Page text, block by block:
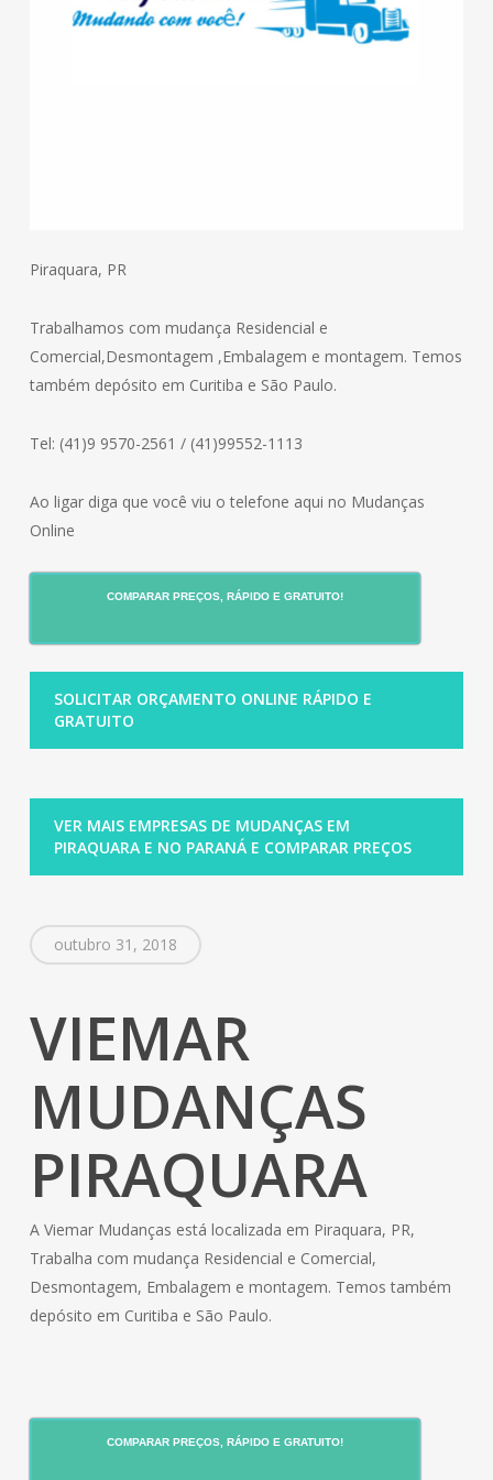
Piraquara, PR
Trabalhamos com mudança Residencial e
Comercial,Desmontagem ,Embalagem e montagem. Temos
também depósito em Curitiba e São Paulo.
Tel: (41)9 9570-2561 / (41)99552-1113
Ao ligar diga que você viu o telefone aqui no Mudanças
Online
COMPARAR PREÇOS, RÁPIDO E GRATUITO!
SOLICITAR ORÇAMENTO ONLINE RÁPIDO E
GRATUITO
VER MAIS EMPRESAS DE MUDANÇAS EM
PIRAQUARA E NO PARANÁ E COMPARAR PREÇOS
outubro 31, 2018
VIEMAR
MUDANÇAS
PIRAQUARA
A Viemar Mudanças está localizada em Piraquara, PR,
Trabalha com mudança Residencial e Comercial,
Desmontagem, Embalagem e montagem. Temos também
depósito em Curitiba e São Paulo.
COMPARAR PREÇOS, RÁPIDO E GRATUITO!